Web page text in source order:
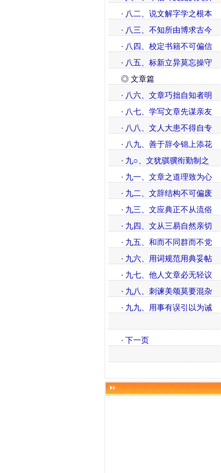
· 八二、说文解字学之根本
· 八三、不知所由博求古今
· 八四、校定书籍不可偏信
· 八五、标新立异莫忘操守
◎ 文章篇
· 八六、文章巧拙自知者明
· 八七、学写文章先谋亲友
· 八八、文人大患不得自专
· 八九、善于辞令锦上添花
· 九○、文犹骐骥衔勤制之
· 九一、文章之道理致为心
· 九二、文辞结构不可偏废
· 九三、文应典正不从流俗
· 九四、文从三易自然亲切
· 九五、和而不同群而不党
· 九六、用词规范用典妥帖
· 九七、他人文章必无轻议
· 九八、刺谏美颂莫要混杂
· 九九、用事有误引以为诫
· 下一页